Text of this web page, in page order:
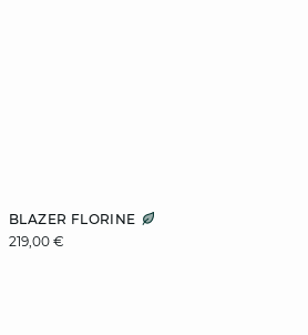
BLAZER FLORINE
219,00 €